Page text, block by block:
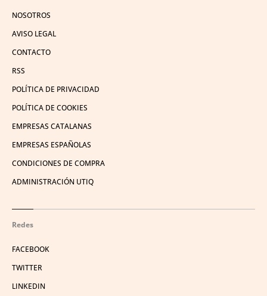
NOSOTROS
AVISO LEGAL
CONTACTO
RSS
POLÍTICA DE PRIVACIDAD
POLÍTICA DE COOKIES
EMPRESAS CATALANAS
EMPRESAS ESPAÑOLAS
CONDICIONES DE COMPRA
ADMINISTRACIÓN UTIQ
Redes
FACEBOOK
TWITTER
LINKEDIN